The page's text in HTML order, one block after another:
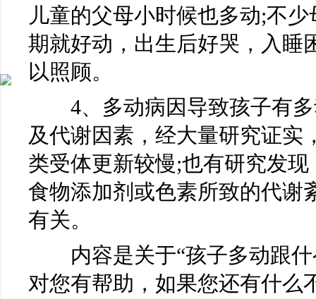
儿童的父母小时候也多动;不
期就好动，出生后好哭，入睡
以照顾。
4、多动病因导致孩子有多
及代谢因素，经大量研究证实
类受体更新较慢;也有研究发
食物添加剂或色素所致的代谢
有关。
内容是关于“孩子多动跟什
对您有帮助，如果您还有什么